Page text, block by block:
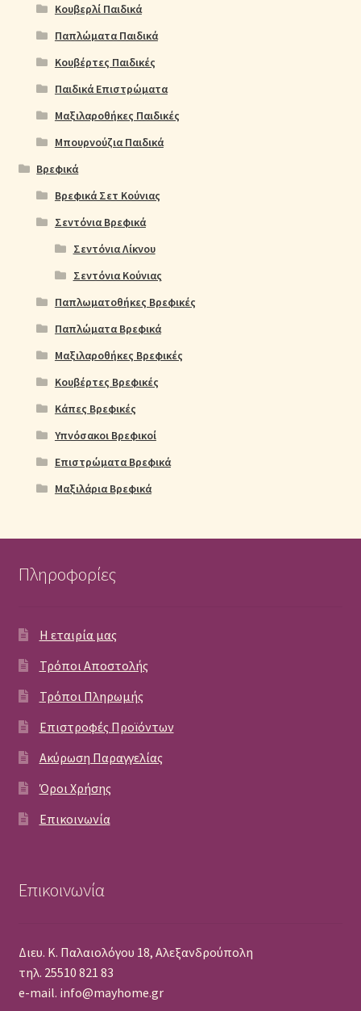
Κουβερλί Παιδικά
Παπλώματα Παιδικά
Κουβέρτες Παιδικές
Παιδικά Επιστρώματα
Μαξιλαροθήκες Παιδικές
Μπουρνούζια Παιδικά
Βρεφικά
Βρεφικά Σετ Κούνιας
Σεντόνια Βρεφικά
Σεντόνια Λίκνου
Σεντόνια Κούνιας
Παπλωματοθήκες Βρεφικές
Παπλώματα Βρεφικά
Μαξιλαροθήκες Βρεφικές
Κουβέρτες Βρεφικές
Κάπες Βρεφικές
Υπνόσακοι Βρεφικοί
Επιστρώματα Βρεφικά
Μαξιλάρια Βρεφικά
Πληροφορίες
Η εταιρία μας
Τρόποι Αποστολής
Τρόποι Πληρωμής
Επιστροφές Προϊόντων
Ακύρωση Παραγγελίας
Όροι Χρήσης
Επικοινωνία
Επικοινωνία
Διευ. Κ. Παλαιολόγου 18, Αλεξανδρούπολη
τηλ. 25510 821 83
e-mail. info@mayhome.gr